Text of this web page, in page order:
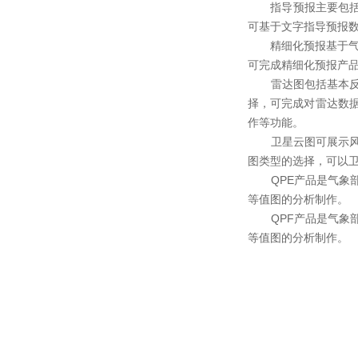
指导预报主要包括
可基于文字指导预报
精细化预报基于气
可完成精细化预报产
雷达图包括基本反
择，可完成对雷达数
作等功能。
卫星云图可展示风
图类型的选择，可以
QPE产品是气象部
等值图的分析制作。
QPF产品是气象部
等值图的分析制作。